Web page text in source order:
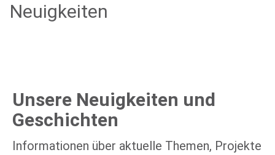
Neuigkeiten
Unsere Neuigkeiten und
Geschichten
Informationen über aktuelle Themen, Projekte